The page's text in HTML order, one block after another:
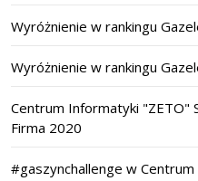
Wyróżnienie w rankingu
Wyróżnienie w rankingu
Centrum Informatyki "ZETO"
Firma 2020
#gaszynchallenge w Centrum